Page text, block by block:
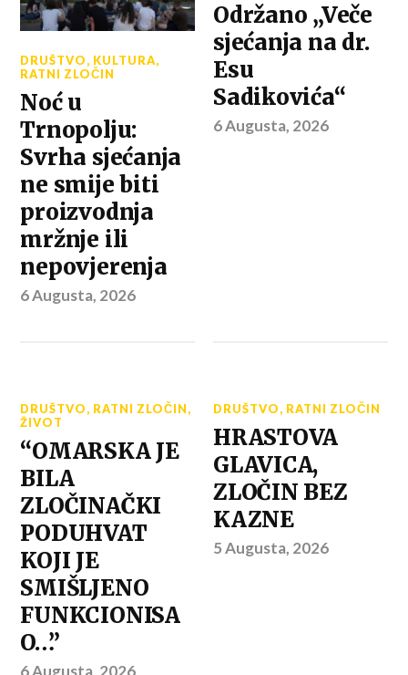
DRUŠTVO, KULTURA,
RATNI ZLOČIN
Noć u
Trnopolju:
Svrha sjećanja
ne smije biti
proizvodnja
mržnje ili
nepovjerenja
6 Augusta, 2026
Održano „Veče
sjećanja na dr.
Esu
Sadikovića“
6 Augusta, 2026
DRUŠTVO, RATNI ZLOČIN,
ŽIVOT
“OMARSKA JE
BILA
ZLOČINAČKI
PODUHVAT
KOJI JE
SMIŠLJENO
FUNKCIONISA
O…”
6 Augusta, 2026
DRUŠTVO, RATNI ZLOČIN
HRASTOVA
GLAVICA,
ZLOČIN BEZ
KAZNE
5 Augusta, 2026